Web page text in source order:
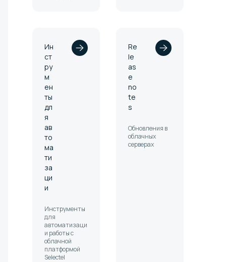
Ин
ст
ру
м
ен
ты
дл
я
ав
то
ма
ти
за
ци
и
Инструменты
для
автоматизаци
и работы с
облачной
платформой
Selectel
Re
le
as
e
no
te
s
Обновления в
облачных
серверах